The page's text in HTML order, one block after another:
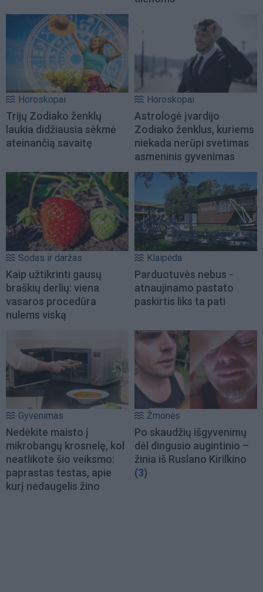
Horoskopai
Trijų Zodiako ženklų
laukia didžiausia sėkmė
ateinančią savaitę
Horoskopai
Astrologė įvardijo
Zodiako ženklus, kuriems
niekada nerūpi svetimas
asmeninis gyvenimas
Sodas ir daržas
Kaip užtikrinti gausų
braškių derlių: viena
vasaros procedūra
nulems viską
Klaipėda
Parduotuvės nebus -
atnaujinamo pastato
paskirtis liks ta pati
Gyvenimas
Nedėkite maisto į
mikrobangų krosnelę, kol
neatlikote šio veiksmo:
paprastas testas, apie
kurį nedaugelis žino
Žmonės
Po skaudžių išgyvenimų
dėl dingusio augintinio –
žinia iš Ruslano Kirilkino
(3)